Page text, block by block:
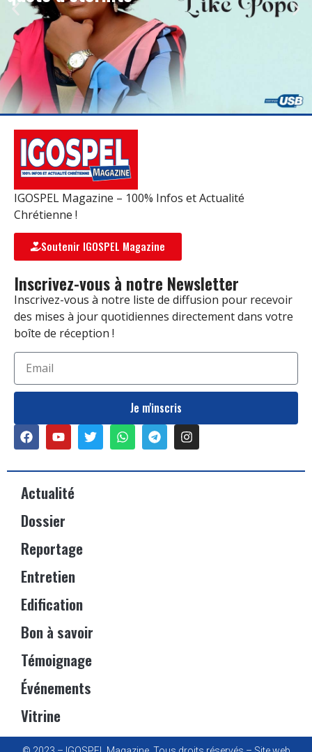
IGOSPEL Magazine – 100% Infos et Actualité
Chrétienne !
Soutenir IGOSPEL Magazine
Inscrivez-vous à notre Newsletter
Inscrivez-vous à notre liste de diffusion pour recevoir
des mises à jour quotidiennes directement dans votre
boîte de réception !
Je m'inscris
Actualité
Dossier
Reportage
Entretien
Edification
Bon à savoir
Témoignage
Événements
Vitrine